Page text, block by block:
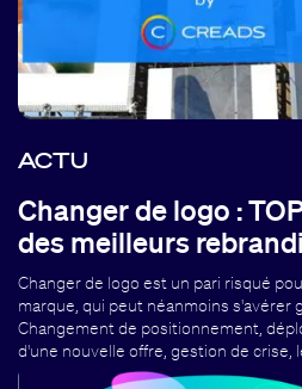
ACTU
Changer de logo :
des meilleurs
Changer de logo est un pari risqué
marque, qui peut néanmoins s'avérer
Changement de positionnement,
d'une nouvelle offre, gestion de crise,